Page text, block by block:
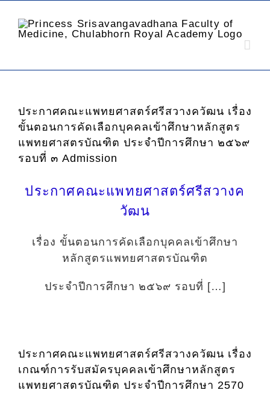
ประกาศคณะแพทยศาสตร์ศรีสวางควัฒน เรื่อง
ขั้นตอนการคัดเลือกบุคคลเข้าศึกษาหลักสูตร
แพทยศาสตรบัณฑิต ประจำปีการศึกษา ๒๕๖๙
รอบที่ ๓ Admission
ประกาศคณะแพทยศาสตร์ศรีสวางค
วัฒน
เรื่อง ขั้นตอนการคัดเลือกบุคคลเข้าศึกษา
หลักสูตรแพทยศาสตรบัณฑิต
ประจำปีการศึกษา ๒๕๖๙ รอบที่ […]
ประกาศคณะแพทยศาสตร์ศรีสวางควัฒน เรื่อง
เกณฑ์การรับสมัครบุคคลเข้าศึกษาหลักสูตร
แพทยศาสตรบัณฑิต ประจำปีการศึกษา 2570